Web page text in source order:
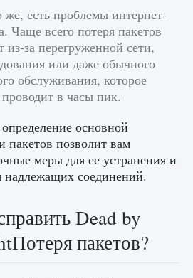
ошибку
Delta
есть проблемы интернет-
Чаще всего потеря пакетов
из-за перегруженной сети,
или даже обычного
обслуживания, которое
в часы пик.
основной
пакетов позволит вам
меры для ее устранения и
надлежащих соединений.
Dead by
пакетов?